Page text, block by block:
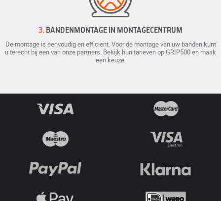
3. BANDENMONTAGE IN MONTAGECENTRUM
De montage is eenvoudig en efficiënt. Voor de montage van uw banden kunt
u terecht bij een van onze partners. Bekijk hun tarieven op GRIP500 en maak
een keuze.